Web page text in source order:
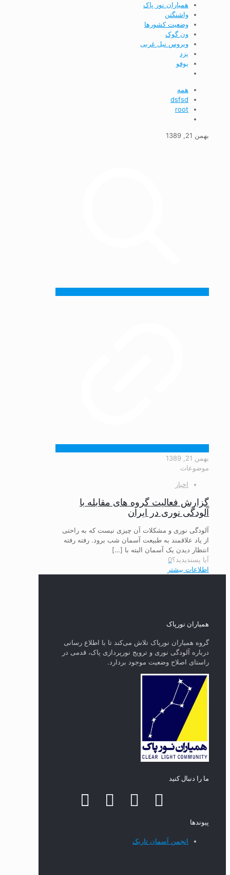
همیاران نور پاک
واشنگتن
وضعيت كشورها
ون گوک
ویروس نیل غربی
يزد
يوفو
همه
dsfsd
root
بهمن 21, 1389
بهمن 21, 1389
موضوعات
اخبار
گزارش فعالیت گروه های مقابله با
آلودگی نوری در ایران
آلودگی نوری و مشکلات آن چیزی نیست که به راحتی
از یاد علاقمند به طبیعت آسمان شب برود. رفته رفته
انتظار دیدن یک آسمان البته با […]
آیا پسندیدید؟0
اطلاعات بیشتر
همیاران نورپاک
گروه همیاران نورپاک تلاش می‌کند تا با اطلاع رسانی
درباره آلودگی نوری و ترویج نورپردازی پاک، قدمی در
راستای‌ اصلاح وضعیت موجود بردارد.
ما را دنبال کنید
پیوند‌ها
انجمن آسمان تاریک